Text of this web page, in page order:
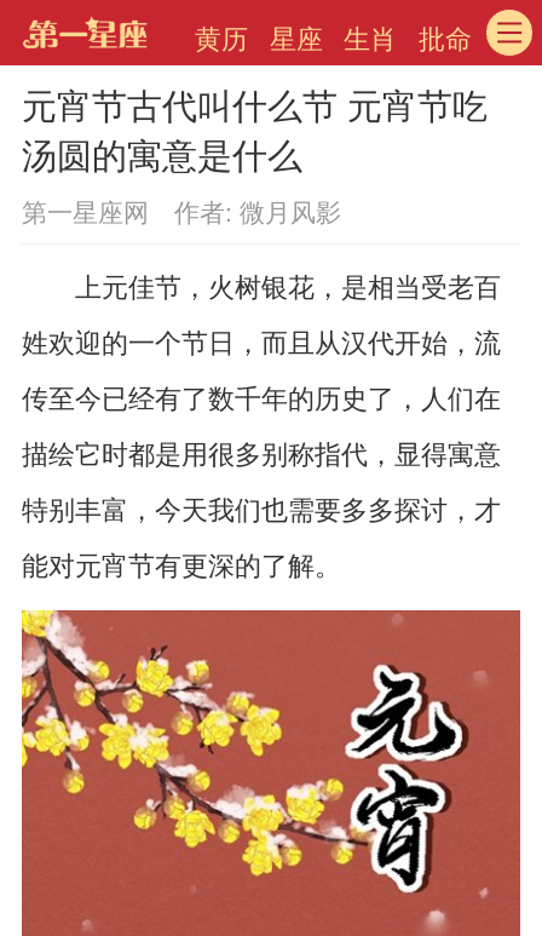
黄历 星座 生肖 批命
元宵节古代叫什么节 元宵节吃
汤圆的寓意是什么
第一星座网 作者: 微月风影
上元佳节，火树银花，是相当受老百
姓欢迎的一个节日，而且从汉代开始，流
传至今已经有了数千年的历史了，人们在
描绘它时都是用很多别称指代，显得寓意
特别丰富，今天我们也需要多多探讨，才
能对元宵节有更深的了解。